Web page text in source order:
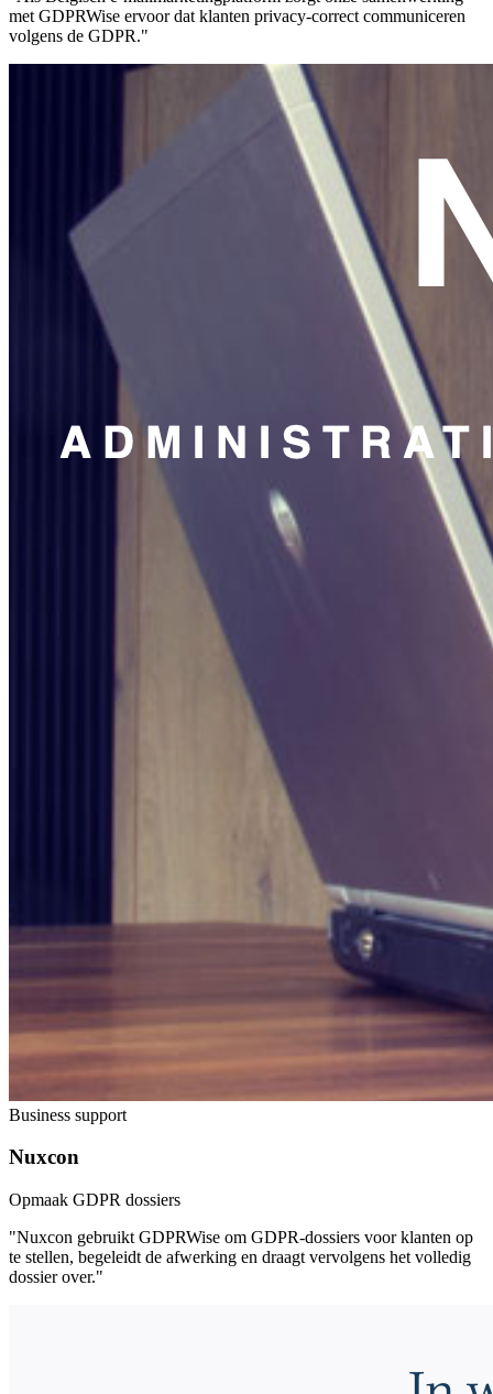
met GDPRWise ervoor dat klanten privacy-correct communiceren
volgens de GDPR."
Business support
Nuxcon
Opmaak GDPR dossiers
"Nuxcon gebruikt GDPRWise om GDPR-dossiers voor klanten op
te stellen, begeleidt de afwerking en draagt vervolgens het volledig
dossier over."